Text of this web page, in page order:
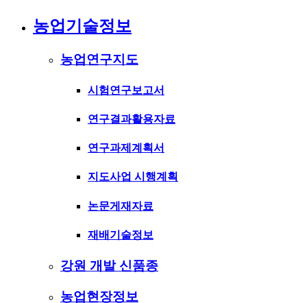
농업기술정보
농업연구지도
시험연구보고서
연구결과활용자료
연구과제계획서
지도사업 시행계획
논문게재자료
재배기술정보
강원 개발 신품종
농업현장정보